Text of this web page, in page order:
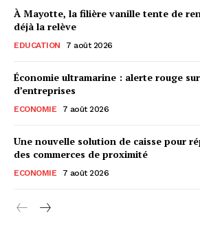
À Mayotte, la filière vanille tente de
déjà la relève
EDUCATION 7 août 2026
Économie ultramarine : alerte rouge
d’entreprises
ECONOMIE 7 août 2026
Une nouvelle solution de caisse pour
des commerces de proximité
ECONOMIE 7 août 2026